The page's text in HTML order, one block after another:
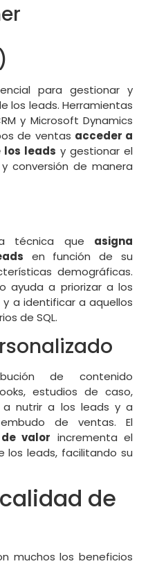
para gestionar y
los leads. Herramientas
y Microsoft Dynamics
de ventas acceder a
leads y gestionar el
conversión de manera
técnica que asigna
en función de su
demográficas.
ayuda a priorizar a los
a identificar a aquellos
de SQL.
de contenido
estudios de caso,
a nutrir a los leads y a
de ventas. El
valor incrementa el
los leads, facilitando su
de
muchos los beneficios